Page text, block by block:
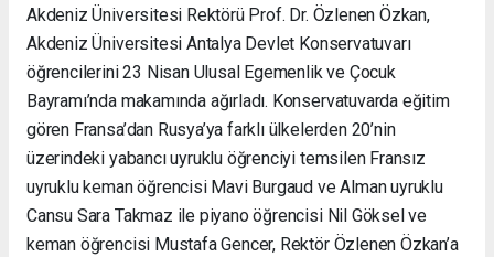
Akdeniz Üniversitesi Rektörü Prof. Dr. Özlenen Özkan,
Akdeniz Üniversitesi Antalya Devlet Konservatuvarı
öğrencilerini 23 Nisan Ulusal Egemenlik ve Çocuk
Bayramı’nda makamında ağırladı. Konservatuvarda eğitim
gören Fransa’dan Rusya’ya farklı ülkelerden 20’nin
üzerindeki yabancı uyruklu öğrenciyi temsilen Fransız
uyruklu keman öğrencisi Mavi Burgaud ve Alman uyruklu
Cansu Sara Takmaz ile piyano öğrencisi Nil Göksel ve
keman öğrencisi Mustafa Gencer, Rektör Özlenen Özkan’a